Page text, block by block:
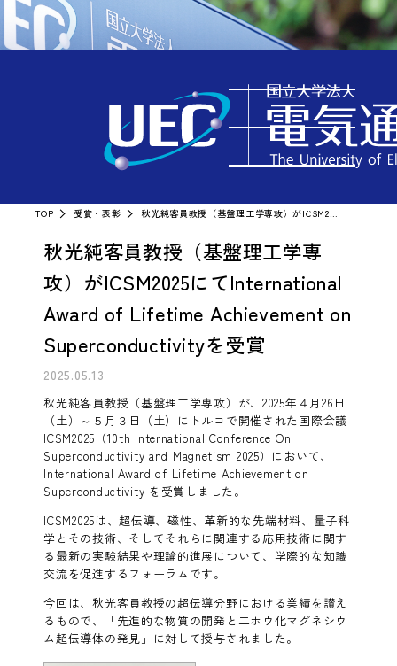
MENU
受賞・表彰
TOP 受賞・表彰
秋光純客員教授（基盤理工学専
攻）がICSM2025にてInternational
Award of Lifetime Achievement on
Superconductivityを受賞
2025.05.13
秋光純客員教授（基盤理工学専攻）が、2025年４月26日
（土）～５月３日（土）にトルコで開催された国際会議
ICSM2025（10th International Conference On
Superconductivity and Magnetism 2025）において、
International Award of Lifetime Achievement on
Superconductivity を受賞しました。
ICSM2025は、超伝導、磁性、革新的な先端材料、量子科
学とその技術、そしてそれらに関連する応用技術に関す
る最新の実験結果や理論的進展について、学際的な知識
交流を促進するフォーラムです。
今回は、秋光客員教授の超伝導分野における業績を讃え
るもので、「先進的な物質の開発と二ホウ化マグネシウ
ム超伝導体の発見」に対して授与されました。